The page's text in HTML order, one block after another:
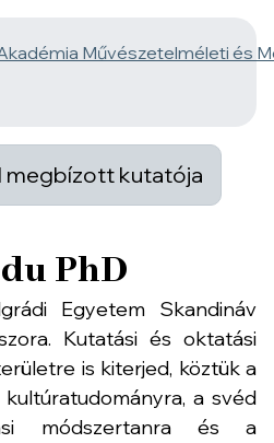
megbízott kutatója
PhD
Egyetem Skandináv
Kutatási és oktatási
is kiterjed, köztük a
kultúratudományra, a svéd
módszertanra és a